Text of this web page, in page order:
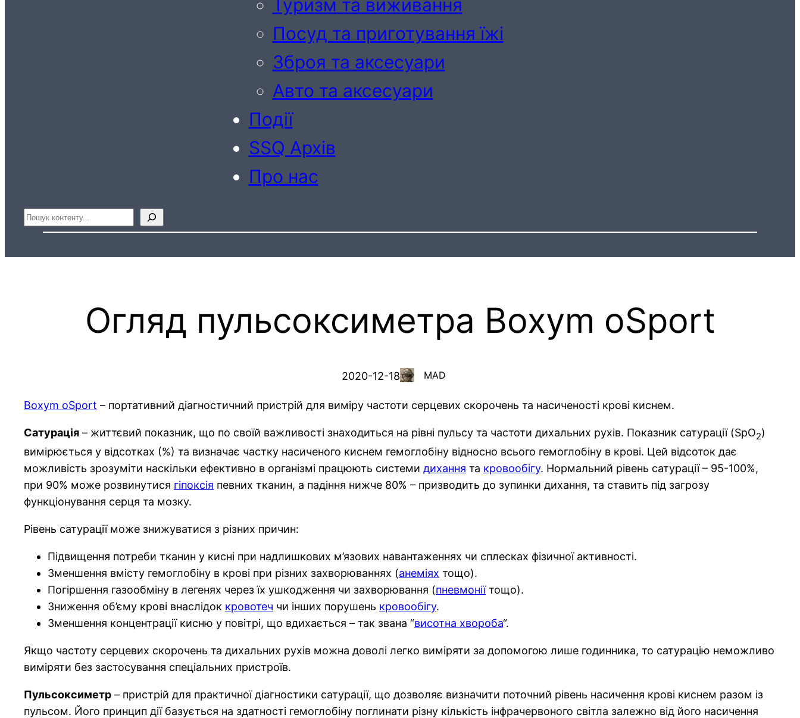
Туризм та виживання
Посуд та приготування їжі
Зброя та аксесуари
Авто та аксесуари
Події
SSQ Архів
Про нас
Пошук
Огляд пульсоксиметра Boxym oSport
2020-12-18 MAD
Boxym oSport – портативний діагностичний пристрій для виміру частоти серцевих скорочень та насиченості крові киснем.
Сатурація – життєвий показник, що по своїй важливості знаходиться на рівні пульсу та частоти дихальних рухів. Показник сатурації (SpO2)
вимірюється у відсотках (%) та визначає частку насиченого киснем гемоглобіну відносно всього гемоглобіну в крові. Цей відсоток дає
можливість зрозуміти наскільки ефективно в організмі працюють системи дихання та кровообігу. Нормальний рівень сатурації – 95-100%,
при 90% може розвинутися гіпоксія певних тканин, а падіння нижче 80% – призводить до зупинки дихання, та ставить під загрозу
функціонування серця та мозку.
Рівень сатурації може знижуватися з різних причин:
Підвищення потреби тканин у кисні при надлишкових м’язових навантаженнях чи сплесках фізичної активності.
Зменшення вмісту гемоглобіну в крові при різних захворюваннях (анеміях тощо).
Погіршення газообміну в легенях через їх ушкодження чи захворювання (пневмоніїтощо).
Зниження об’єму крові внаслідок кровотеч чи інших порушень кровообігу.
Зменшення концентрації кисню у повітрі, що вдихається – так звана “висотна хвороба“.
Якщо частоту серцевих скорочень та дихальних рухів можна доволі легко виміряти за допомогою лише годинника, то сатурацію неможливо
виміряти без застосування спеціальних пристроїв.
Пульсоксиметр – пристрій для практичної діагностики сатурації, що дозволяє визначити поточний рівень насичення крові киснем разом із
пульсом. Його принцип дії базується на здатності гемоглобіну поглинати різну кількість інфрачервоного світла залежно від його насичення